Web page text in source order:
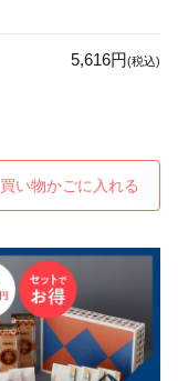
5,616円(税込)
買い物かごに入れる